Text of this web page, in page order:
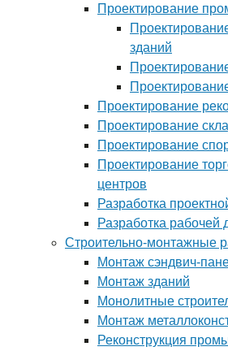
Проектирование
зданий
Проектирование
Проектирование
Проектирование
Проектирование
центров
Разработка
Разработка рабочей
Строительно-монтажные
Монтаж сэндвич-
Монтаж зданий
Монолитные
Монтаж
Реконструкция